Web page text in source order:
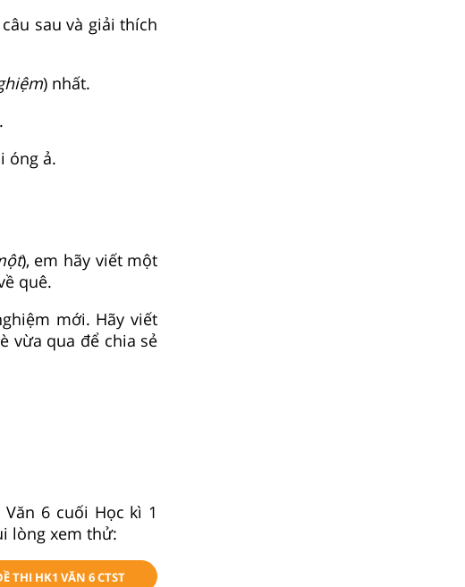
sau và giải thích
) nhất.
óng ả.
), em hãy viết một
quê.
mới. Hãy viết
vừa qua để chia sẻ
6 cuối Học kì 1
lòng xem thử:
THI HK1 VĂN 6 CTST